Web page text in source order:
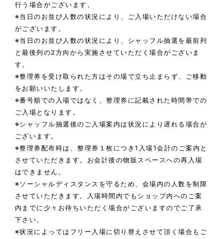
行う場合がございます。
※当日のお並び人数の状況により、ご入場いただけない場合
がございます。
※当日のお並び人数の状況により、シャッフル抽選を最前列
と最後列の2方向から実施させていただく場合がございま
す。
※整理券を受け取られた方はその場で立ち止まらず、ご移動
をお願いいたします。
※番号順での入場ではなく、整理券に記載された時間帯での
ご入場となります。
※シャッフル抽選後のご入場案内は状況により遅れる場合が
ございます。
※整理券配布時は、整理券１枚につき1入場1会計のご案内と
させていただきます。お会計後の物販スペースへの再入場
はできません。
※ソーシャルディスタンスを守るため、会場内の人数を制限
させていただきます。入場時間内でもショップ内へのご案
内までに少々お待ちいただく場合がございますのでご了承
下さい。
※状況によってはフリー入場に切り替えさせて頂く場合もご